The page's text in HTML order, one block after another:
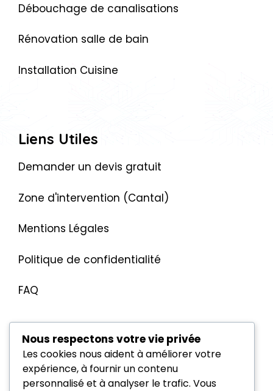
Débouchage de canalisations
Rénovation salle de bain
Installation Cuisine
Liens Utiles
Demander un devis gratuit
Zone d'intervention (Cantal)
Mentions Légales
Politique de confidentialité
FAQ
Contact
Plombier Aurillac
Nous respectons votre vie privée
Les cookies nous aident à améliorer votre
expérience, à fournir un contenu
personnalisé et à analyser le trafic. Vous